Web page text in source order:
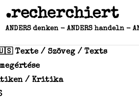
.recherchiert
ANDERS denken - ANDERS handeln -
Texte / Szöveg / Texts
/ Kritika